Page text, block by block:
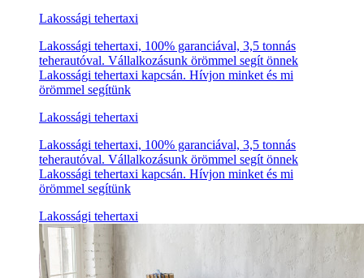
Lakossági tehertaxi
Lakossági tehertaxi, 100% garanciával, 3,5 tonnás
teherautóval. Vállalkozásunk örömmel segít önnek
Lakossági tehertaxi kapcsán. Hívjon minket és mi
örömmel segítünk
Lakossági tehertaxi
Lakossági tehertaxi, 100% garanciával, 3,5 tonnás
teherautóval. Vállalkozásunk örömmel segít önnek
Lakossági tehertaxi kapcsán. Hívjon minket és mi
örömmel segítünk
Lakossági tehertaxi